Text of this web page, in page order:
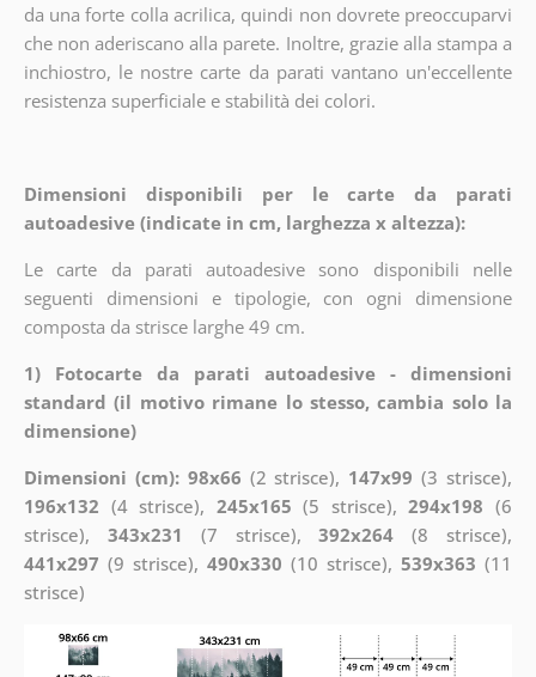
da una forte colla acrilica, quindi non dovrete preoccuparvi
che non aderiscano alla parete. Inoltre, grazie alla stampa a
inchiostro, le nostre carte da parati vantano un'eccellente
resistenza superficiale e stabilità dei colori.
Dimensioni disponibili per le carte da parati
autoadesive (indicate in cm, larghezza x altezza):
Le carte da parati autoadesive sono disponibili nelle
seguenti dimensioni e tipologie, con ogni dimensione
composta da strisce larghe 49 cm.
1) Fotocarte da parati autoadesive - dimensioni
standard (il motivo rimane lo stesso, cambia solo la
dimensione)
Dimensioni (cm): 98x66 (2 strisce), 147x99 (3 strisce),
196x132 (4 strisce), 245x165 (5 strisce),294x198 (6
strisce), 343x231 (7 strisce),392x264 (8 strisce),
441x297 (9 strisce), 490x330 (10 strisce),539x363 (11
strisce)